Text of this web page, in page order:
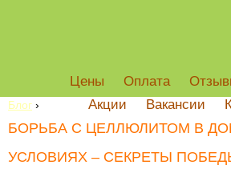
Цены Оплата
Акции
Вакансии
Блог ›
БОРЬБА С ЦЕЛЛЮЛИТОМ В
УСЛОВИЯХ – СЕКРЕТЫ